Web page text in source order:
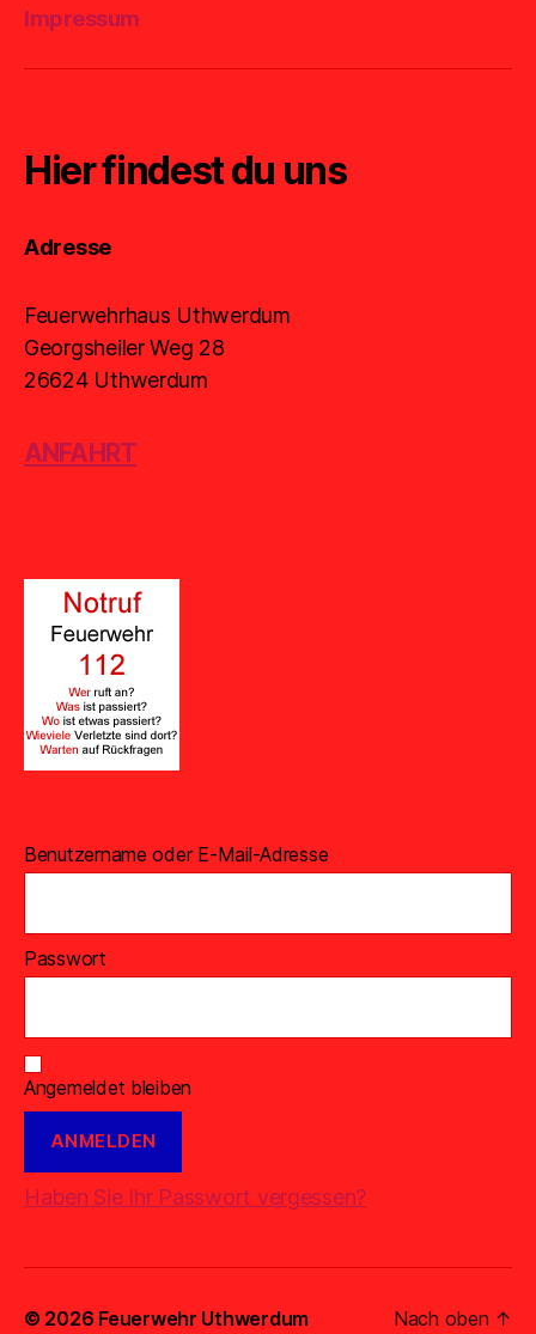
Impressum
Hier findest du uns
Adresse
Feuerwehrhaus Uthwerdum
Georgsheiler Weg 28
26624 Uthwerdum
ANFAHRT
Benutzername oder E-Mail-Adresse
Passwort
Angemeldet bleiben
Haben Sie Ihr Passwort vergessen?
© 2026 Feuerwehr Uthwerdum Nach oben ↑